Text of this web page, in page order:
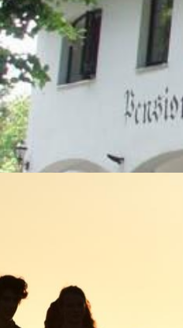
Penzion No.30 a